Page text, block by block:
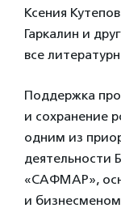
Ксения
Гаркалин и
все
Поддержка
и сохранение
одним из
деятельности
«САФМАР»,
и бизнесменом